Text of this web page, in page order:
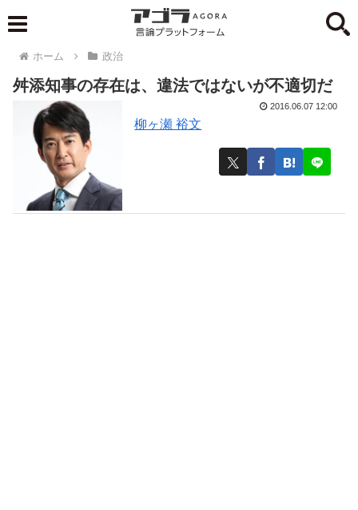
ホーム 政治
舛添知事の存在は、違法ではないが不適切だ
柳ヶ瀬 裕文
2016.06.07 12:00